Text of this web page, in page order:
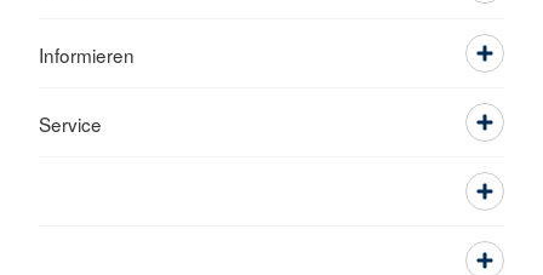
Informieren
Service